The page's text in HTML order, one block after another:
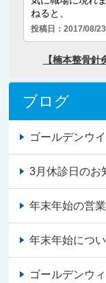
ブログ
ゴールデンウ
3月休診日のお
年末年始の営
年末年始につ
ゴールデンウ